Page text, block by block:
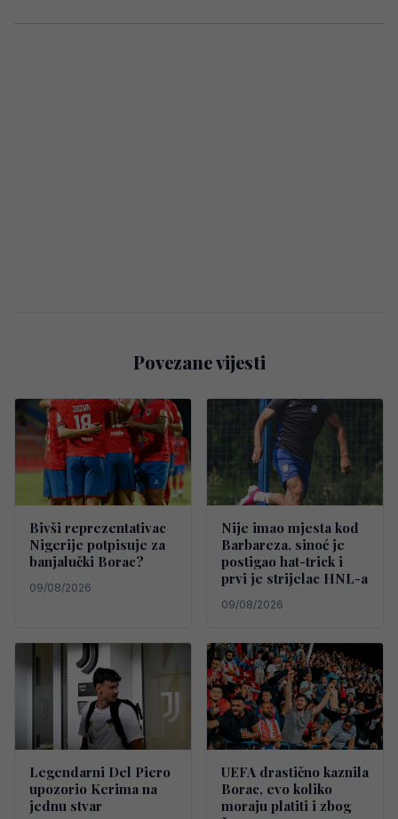
Povezane vijesti
Bivši reprezentativac
Nigerije potpisuje za
banjalučki Borac?
09/08/2026
Nije imao mjesta kod
Barbareza, sinoć je
postigao hat-trick i
prvi je strijelac HNL-a
09/08/2026
Legendarni Del Piero
upozorio Kerima na
jednu stvar
UEFA drastično kaznila
Borac, evo koliko
moraju platiti i zbog